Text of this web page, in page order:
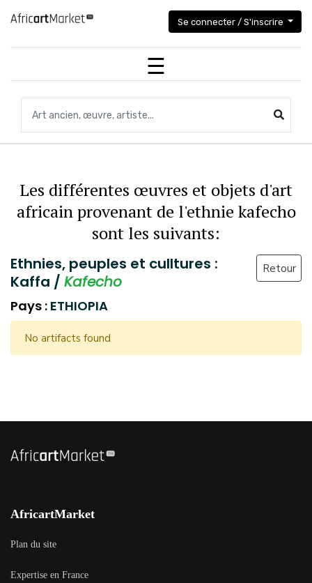
Se connecter / S'inscrire
Les différentes œuvres et objets d'art
africain provenant de l'ethnie kafecho
sont les suivants:
Retour
Ethnies, peuples et culltures :
Kaffa / Kafecho
Pays : ETHIOPIA
No artifacts found
AfricartMarket
Plan du site
Expertise en France